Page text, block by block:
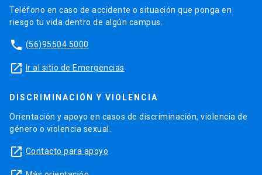
Teléfono en caso de accidente o situación que ponga en
riesgo tu vida dentro de algún campus.
phone (56)95504 5000
launch Ir al sitio de Emergencias
DISCRIMINACIÓN Y VIOLENCIA
Orientación y apoyo en casos de discriminación, violencia de
género o violencia sexual.
launch Contacto para apoyo